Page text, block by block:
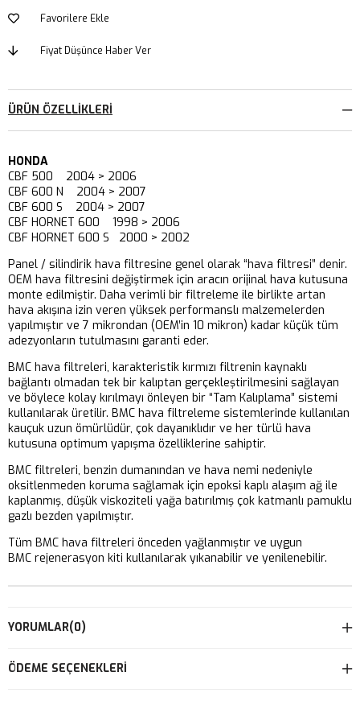
Favorilere Ekle
Fiyat Düşünce Haber Ver
ÜRÜN ÖZELLIKLERI
HONDA
CBF 500 2004 > 2006
CBF 600 N 2004 > 2007
CBF 600 S 2004 > 2007
CBF HORNET 600 1998 > 2006
CBF HORNET 600 S 2000 > 2002
Panel / silindirik hava filtresine genel olarak “hava filtresi” denir.
OEM hava filtresini değiştirmek için aracın orijinal hava kutusuna
monte edilmiştir. Daha verimli bir filtreleme ile birlikte artan
hava akışına izin veren yüksek performanslı malzemelerden
yapılmıştır ve 7 mikrondan (OEM’in 10 mikron) kadar küçük tüm
adezyonların tutulmasını garanti eder.
BMC hava filtreleri, karakteristik kırmızı filtrenin kaynaklı
bağlantı olmadan tek bir kalıptan gerçekleştirilmesini sağlayan
ve böylece kolay kırılmayı önleyen bir “Tam Kalıplama” sistemi
kullanılarak üretilir. BMC hava filtreleme sistemlerinde kullanılan
kauçuk uzun ömürlüdür, çok dayanıklıdır ve her türlü hava
kutusuna optimum yapışma özelliklerine sahiptir.
BMC filtreleri, benzin dumanından ve hava nemi nedeniyle
oksitlenmeden koruma sağlamak için epoksi kaplı alaşım ağ ile
kaplanmış, düşük viskoziteli yağa batırılmış çok katmanlı pamuklu
gazlı bezden yapılmıştır.
Tüm BMC hava filtreleri önceden yağlanmıştır ve uygun
BMC rejenerasyon kiti kullanılarak yıkanabilir ve yenilenebilir.
YORUMLAR(0)
ÖDEME SEÇENEKLERI